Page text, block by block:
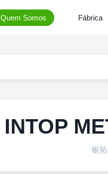
Quem Somos Fábrica
INTOP
银